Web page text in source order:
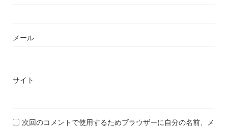
メール
サイト
次回のコメントで使用するためブラウザーに自分の名前、メ